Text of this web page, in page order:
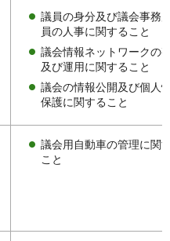
議員の身分及び議会事務
員の人事に関すること
議会情報ネットワークの
及び運用に関すること
議会の情報公開及び個人
保護に関すること
議会用自動車の管理に関
こと